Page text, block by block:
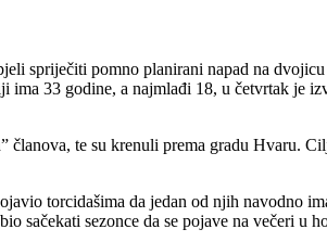
spriječiti pomno planirani napad na
33 godine, a najmlađi 18, u četvrtak je
te su krenuli prema gradu Hvaru.
torcidašima da jedan od njih navodno
sačekati sezonce da se pojave na večeri u